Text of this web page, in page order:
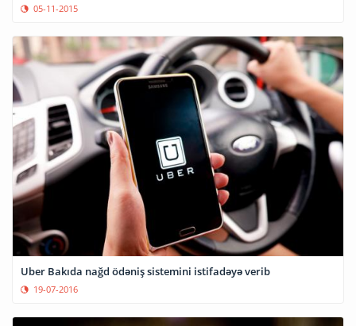
05-11-2015
Uber Bakıda nağd ödəniş sistemini istifadəyə verib
19-07-2016